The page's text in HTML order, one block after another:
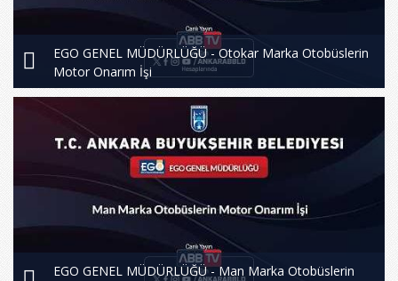
EGO GENEL MÜDÜRLÜĞÜ - Otokar Marka Otobüslerin
Motor Onarım İşi
EGO GENEL MÜDÜRLÜĞÜ - Man Marka Otobüslerin